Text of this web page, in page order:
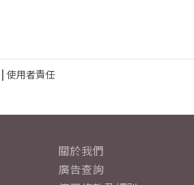
| 使用者責任
關於我們
廣告查詢